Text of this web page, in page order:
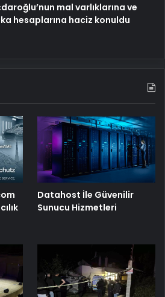
mal varlıklarına ve
hesaplarına haciz konuldu
Datahost İle Güvenilir
Sunucu Hizmetleri